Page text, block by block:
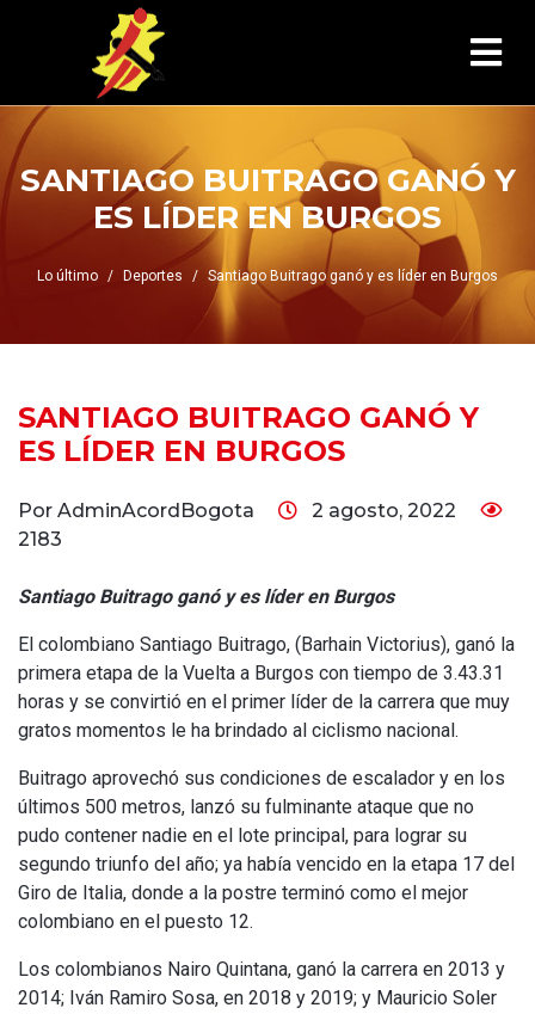
SANTIAGO BUITRAGO GANÓ Y
ES LÍDER EN BURGOS
Lo último Deportes Santiago Buitrago ganó y es líder en Burgos
SANTIAGO BUITRAGO GANÓ Y
ES LÍDER EN BURGOS
Por AdminAcordBogota
2 agosto, 2022
2183
Santiago Buitrago ganó y es líder en Burgos
El colombiano Santiago Buitrago, (Barhain Victorius), ganó la
primera etapa de la Vuelta a Burgos con tiempo de 3.43.31
horas y se convirtió en el primer líder de la carrera que muy
gratos momentos le ha brindado al ciclismo nacional.
Buitrago aprovechó sus condiciones de escalador y en los
últimos 500 metros, lanzó su fulminante ataque que no
pudo contener nadie en el lote principal, para lograr su
segundo triunfo del año; ya había vencido en la etapa 17 del
Giro de Italia, donde a la postre terminó como el mejor
colombiano en el puesto 12.
Los colombianos Nairo Quintana, ganó la carrera en 2013 y
2014; Iván Ramiro Sosa, en 2018 y 2019; y Mauricio Soler